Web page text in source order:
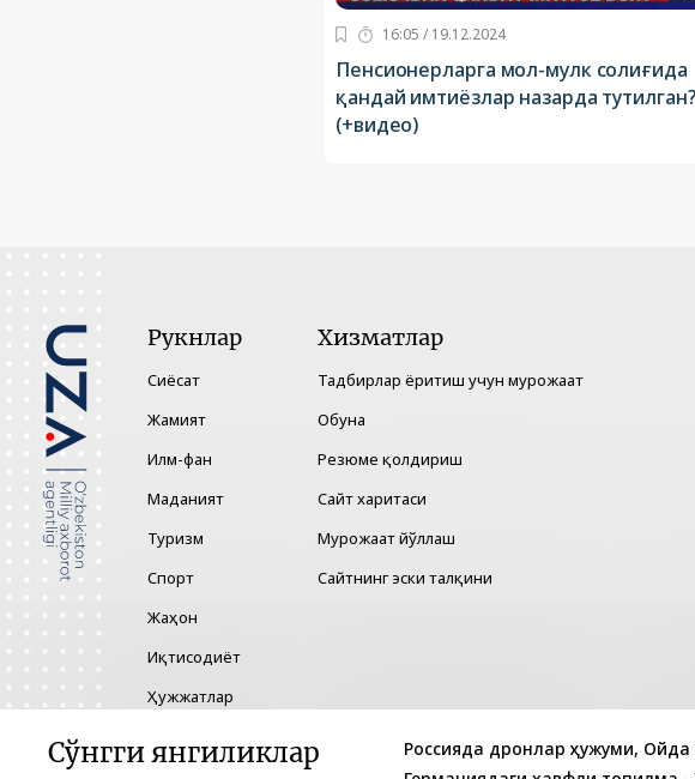
16:05 / 19.12.2024
Пенсионерларга мол-мулк солиғида
қандай имтиёзлар назарда тутилган?
(+видео)
Сўнгги янгиликлар
Россияда дронлар ҳужуми, Ойда
Рукнлар
Сиёсат
Жамият
Илм-фан
Маданият
Туризм
Спорт
Жаҳон
Иқтисодиёт
Ҳужжатлар
Хизматлар
Тадбирлар ёритиш учун мурожаат
Обуна
Резюме қолдириш
Сайт харитаси
Мурожаат йўллаш
Сайтнинг эски талқини